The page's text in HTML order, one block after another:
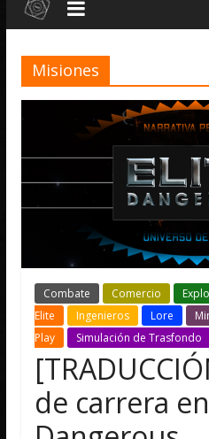
Misiones
Combate Comercio
Elite
Ingenieros Lore
Play
Simulación de Trasfondo
de carrera